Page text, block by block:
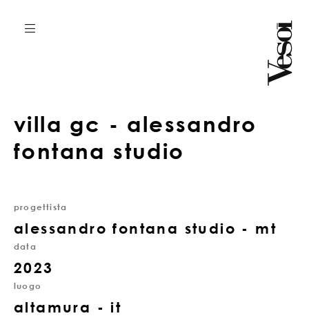
villa gc - alessandro
fontana studio
progettista
alessandro fontana studio - mt
data
2023
luogo
altamura - it